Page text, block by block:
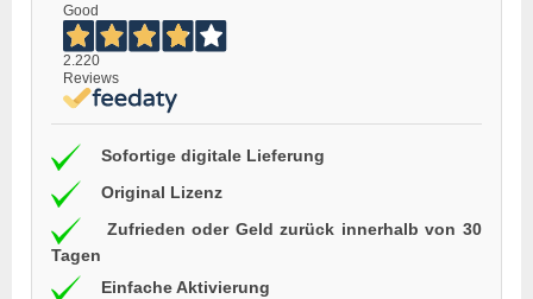
Good
2.220
Reviews
Sofortige digitale Lieferung
Original Lizenz
Zufrieden oder Geld zurück innerhalb von 30
Tagen
Einfache Aktivierung